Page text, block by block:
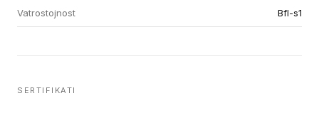
Vatrostojnost Bfl-s1
SERTIFIKATI